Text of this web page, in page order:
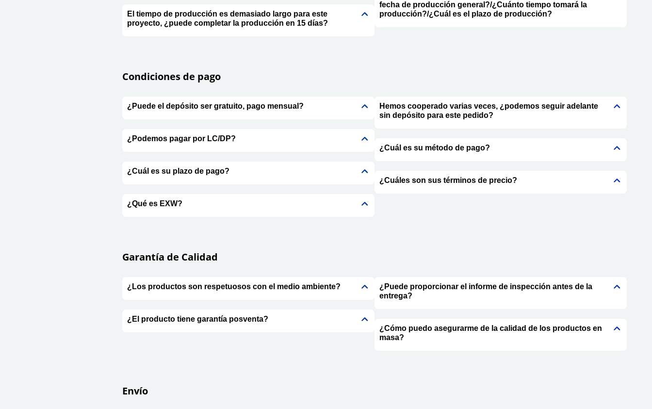
El tiempo de producción es demasiado largo para este
proyecto, ¿puede completar la producción en 15 días?
fecha de producción general?/¿Cuánto tiempo tomará la
producción?/¿Cuál es el plazo de producción?
Condiciones de pago
¿Puede el depósito ser gratuito, pago mensual?
¿Podemos pagar por LC/DP?
¿Cuál es su plazo de pago?
¿Qué es EXW?
Hemos cooperado varias veces, ¿podemos seguir adelante
sin depósito para este pedido?
¿Cuál es su método de pago?
¿Cuáles son sus términos de precio?
Garantía de Calidad
¿Los productos son respetuosos con el medio ambiente?
¿El producto tiene garantía posventa?
¿Puede proporcionar el informe de inspección antes de la
entrega?
¿Cómo puedo asegurarme de la calidad de los productos en
masa?
Envío